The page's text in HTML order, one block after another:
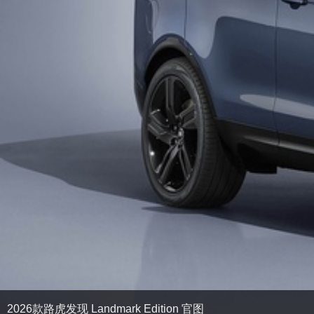
2026款路虎发现 Landmark Edition 官图